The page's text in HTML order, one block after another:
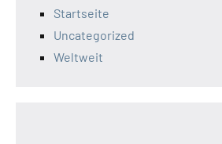
Startseite
Uncategorized
Weltweit